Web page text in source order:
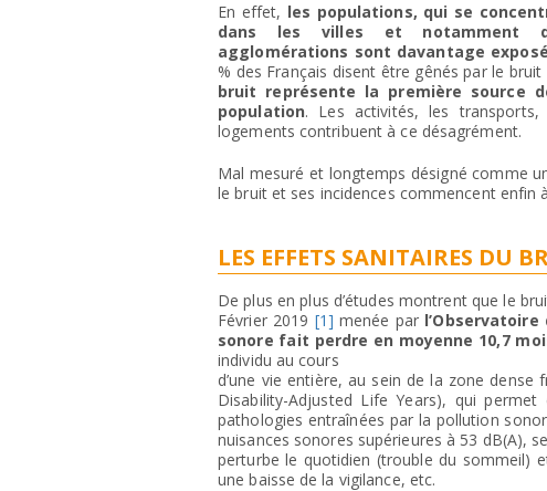
En effet, les populations, qui se
dans les villes et notamment
agglomérations sont davantage
% des Français disent être gênés par le
bruit représente la première source
population. Les activités, les
logements contribuent à ce désagrément.
Mal mesuré et longtemps désigné comme
le bruit et ses incidences commencent enfin
LES EFFETS SANITAIRES DU
De plus en plus d’études montrent que le
Février 2019 [1] menée par
sonore fait perdre en moyenne 10,7
individu au cours
d’une vie entière, au sein de la zone dense
Disability-Adjusted Life Years), qui
pathologies entraînées par la pollution
nuisances sonores supérieures à 53 dB(A),
perturbe le quotidien (trouble du sommeil)
une baisse de la vigilance, etc.